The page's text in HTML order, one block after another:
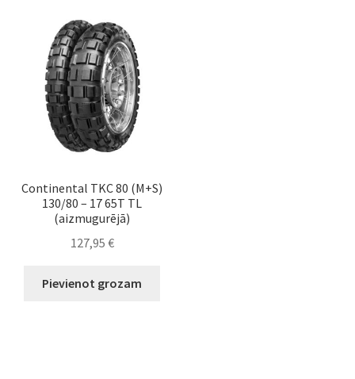
Continental TKC 80 (M+S)
130/80 – 17 65T TL
(aizmugurējā)
127,95 €
Pievienot grozam